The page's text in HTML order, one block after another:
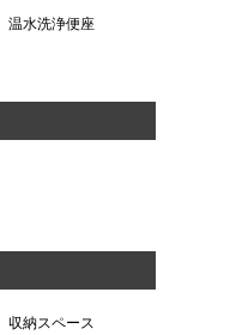
温水洗浄便座
収納スペース